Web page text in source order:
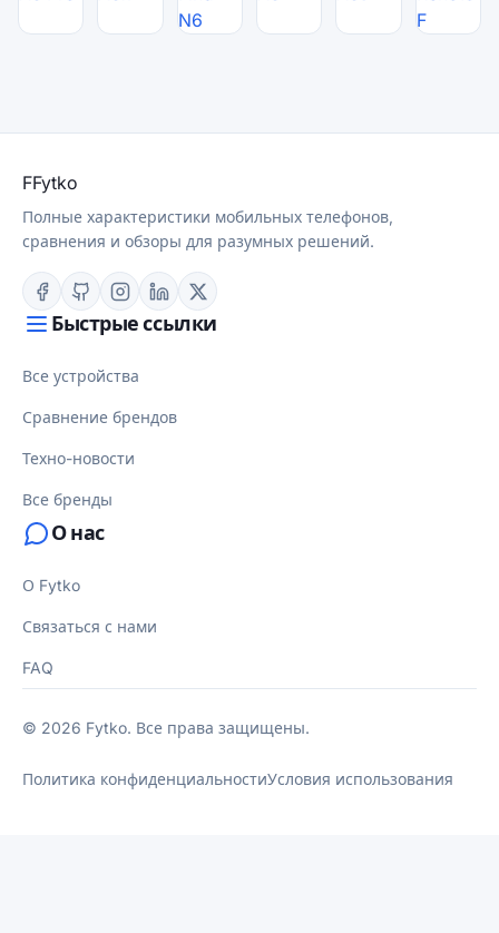
N6
F
FFytko
Полные характеристики мобильных телефонов,
сравнения и обзоры для разумных решений.
Быстрые ссылки
Все устройства
Сравнение брендов
Техно-новости
Все бренды
О нас
О Fytko
Связаться с нами
FAQ
© 2026 Fytko. Все права защищены.
Политика конфиденциальностиУсловия использования